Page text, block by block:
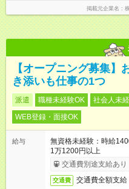
掲載元企業名
【オープニング募集】
き添いも仕事の1つ
派遣 職種未経験OK 社会人未
WEB登録・面接OK
給与
無資格未経験：時給
1万1200円以上
交通費別途支給あり
交通費 交通費全額支給